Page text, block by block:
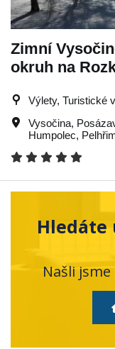
Zimní
okruh na
Výlety, Turistické
Vysočina,
Humpolec,
Hledáte
Našli